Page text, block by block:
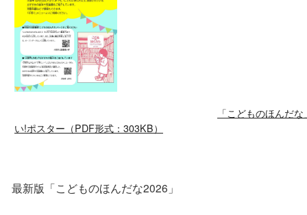
「こどものほんだ
い!ポスター（PDF形式：303KB）
最新版「こどものほんだな2026」